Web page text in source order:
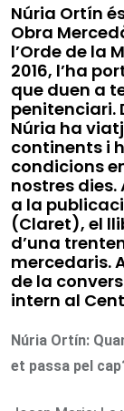
Núria Ortín
Obra
l’Orde de la
2016, l’ha
que duen a
penitenciari.
Núria ha
continents i
condicions
nostres
a la
(Claret), el
d’una
mercedaris.
de la
intern al
Núria Ortín:
et passa pel